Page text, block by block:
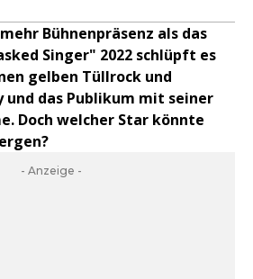
Bühnenpräsenz als das
Singer" 2022 schlüpft es
gelben Tüllrock und
und das Publikum mit seiner
Doch welcher Star könnte
- Anzeige -